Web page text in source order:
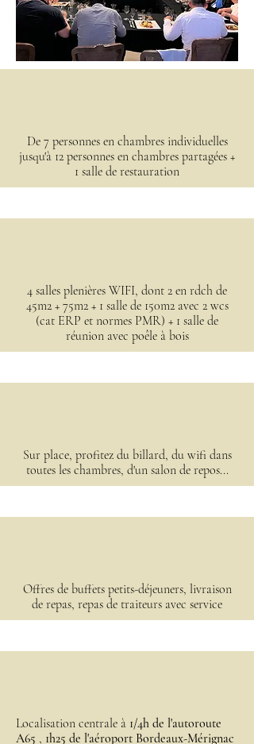
De 7 personnes en chambres individuelles
jusqu'à 12 personnes en chambres partagées +
1 salle de restauration
4 salles plenières WIFI, dont 2 en rdch de
45m2 + 75m2 + 1 salle de 150m2 avec 2 wcs
(cat ERP et normes PMR) + 1 salle de
réunion avec poêle à bois
Sur place, profitez du billard, du wifi dans
toutes les chambres, d'un salon de repos...
Offres de buffets petits-déjeuners, livraison
de repas, repas de traiteurs avec service
Localisation centrale à 1/4h de l'autoroute
A65 , 1h25 de l'aéroport Bordeaux-Mérignac